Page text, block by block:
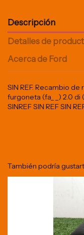
Descripción
Detalles de
Acerca de Ford
SIN REF. Recambio
furgoneta (fa_ _) 2.0 di
SINREF SIN REF SIN
También podría